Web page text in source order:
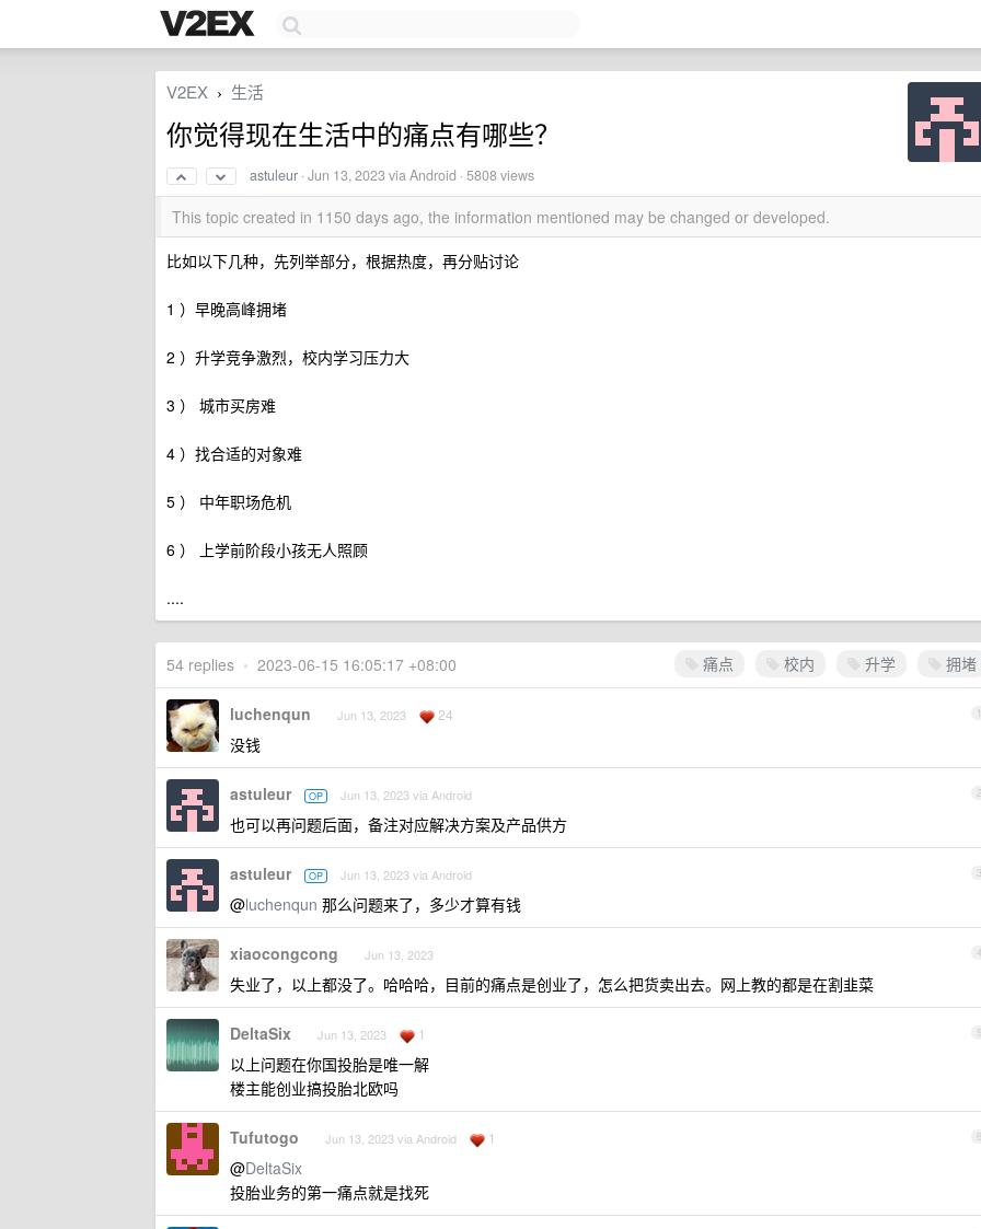
V2EX › 生活
你觉得现在生活中的痛点有哪些？
astuleur ·Jun 13, 2023 via Android · 5808 views
This topic created in 1150 days ago, the information mentioned may be changed or developed.
比如以下几种，先列举部分，根据热度，再分贴讨论
1 ）早晚高峰拥堵
2 ）升学竞争激烈，校内学习压力大
3 ） 城市买房难
4 ）找合适的对象难
5 ） 中年职场危机
6 ） 上学前阶段小孩无人照顾
....
痛点 校内 升学 拥堵
54 replies • 2023-06-15 16:05:17 +08:00
1
luchenqun Jun 13, 2023 24
没钱
2
astuleur OP Jun 13, 2023 via Android
也可以再问题后面，备注对应解决方案及产品供方
3
astuleur OP Jun 13, 2023 via Android
@luchenqun 那么问题来了，多少才算有钱
4
xiaocongcong Jun 13, 2023
失业了，以上都没了。哈哈哈，目前的痛点是创业了，怎么把货卖出去。网上教的都是在割韭菜
5
DeltaSix Jun 13, 2023 1
以上问题在你国投胎是唯一解
楼主能创业搞投胎北欧吗
6
Tufutogo Jun 13, 2023 via Android 1
@DeltaSix
投胎业务的第一痛点就是找死